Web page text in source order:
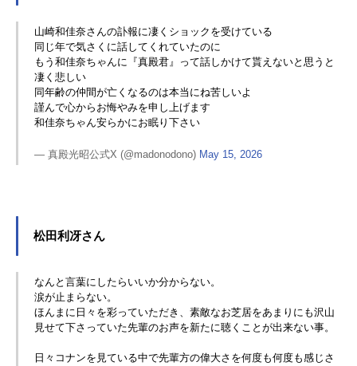
山崎和佳奈さんの訃報に凄くショックを受けている
同じ年で気さくに話してくれていたのに
もう和佳奈ちゃんに『真殿君』って話しかけて貰えないと思うと
凄く悲しい
同年齢の仲間が亡くなるのは本当にね苦しいよ
謹んで心からお悔やみを申し上げます
和佳奈ちゃん安らかにお眠り下さい
— 真殿光昭公式X (@madonodono) May 15, 2026
松田利冴さん
なんと言葉にしたらいいか分からない。
涙が止まらない。
ほんまに日々を彩っていただき、素敵なお芝居をあまりにも沢山
見せて下さっていた先輩のお声を新たに聴くことが出来ない事。
日々コナンを見ている中で先輩方の偉大さを何度も何度も感じさ